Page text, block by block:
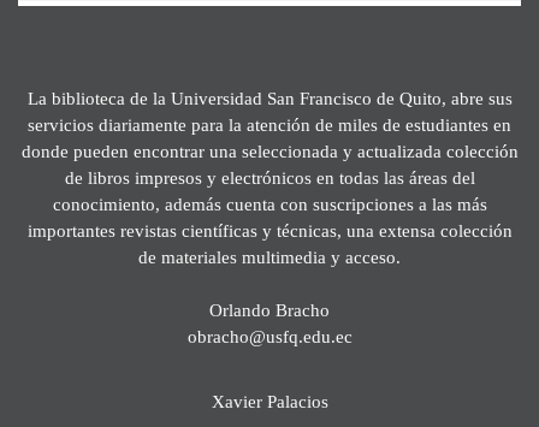
La biblioteca de la Universidad San Francisco de Quito, abre sus
servicios diariamente para la atención de miles de estudiantes en
donde pueden encontrar una seleccionada y actualizada colección
de libros impresos y electrónicos en todas las áreas del
conocimiento, además cuenta con suscripciones a las más
importantes revistas científicas y técnicas, una extensa colección
de materiales multimedia y acceso.
Orlando Bracho
obracho@usfq.edu.ec
Xavier Palacios